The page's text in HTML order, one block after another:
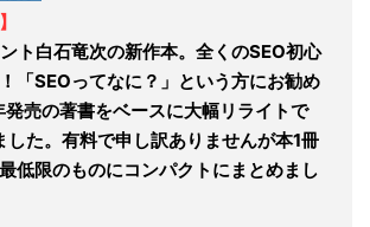
ト白石竜次の新作本。全くのSEO初心
「SEOってなに？」という方にお勧め
売の著書をベースに大幅リライトで
た。有料で申し訳ありませんが本1冊
低限のものにコンパクトにまとめまし